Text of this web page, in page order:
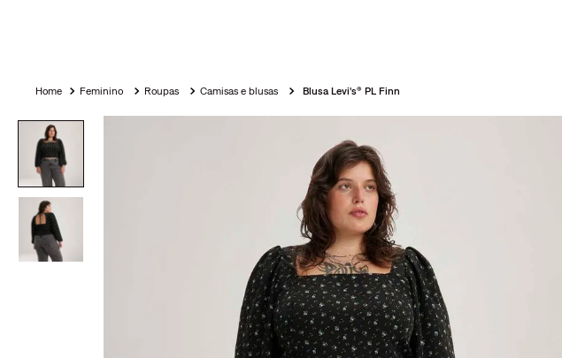
Feminino Roupas Camisas e blusas Blusa Levi's® PL Finn